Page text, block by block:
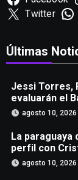
Twitter
Últimas
Jessi Torres,
evaluarán el
agosto 10, 2026
La paraguaya
perfil con
agosto 10, 2026